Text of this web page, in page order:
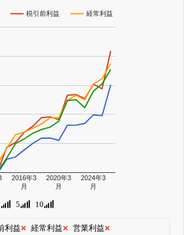
税引前利益
経常利益
2016年3
月
2020年3
月
2024年3
月
5 10
利益 経常利益 営業利益